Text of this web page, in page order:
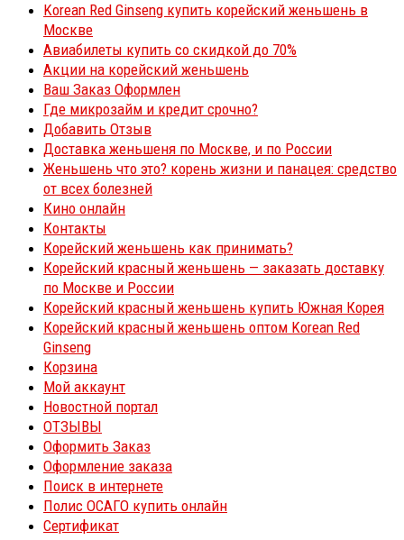
Korean Red Ginseng купить корейский женьшень в
Москве
Авиабилеты купить со скидкой до 70%
Акции на корейский женьшень
Ваш Заказ Оформлен
Где микрозайм и кредит срочно?
Добавить Отзыв
Доставка женьшеня по Москве, и по России
Женьшень что это? корень жизни и панацея: средство
от всех болезней
Кино онлайн
Контакты
Корейский женьшень как принимать?
Корейский красный женьшень — заказать доставку
по Москве и России
Корейский красный женьшень купить Южная Корея
Корейский красный женьшень оптом Korean Red
Ginseng
Корзина
Мой аккаунт
Новостной портал
ОТЗЫВЫ
Оформить Заказ
Оформление заказа
Поиск в интернете
Полис ОСАГО купить онлайн
Сертификат